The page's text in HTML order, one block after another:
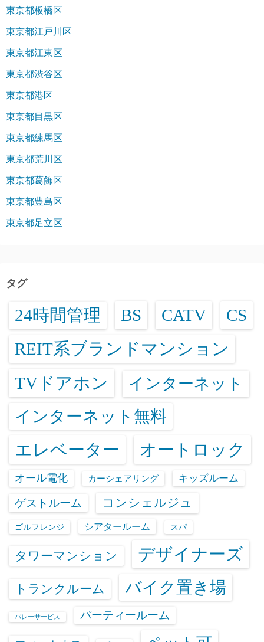
東京都板橋区
東京都江戸川区
東京都江東区
東京都渋谷区
東京都港区
東京都目黒区
東京都練馬区
東京都荒川区
東京都葛飾区
東京都豊島区
東京都足立区
タグ
24時間管理 BS CATV CS
REIT系ブランドマンション
TVドアホン インターネット
インターネット無料
エレベーター オートロック
オール電化 カーシェアリング キッズルーム
ゲストルーム コンシェルジュ
ゴルフレンジ シアタールーム スパ
タワーマンション デザイナーズ
トランクルーム バイク置き場
バレーサービス パーティールーム